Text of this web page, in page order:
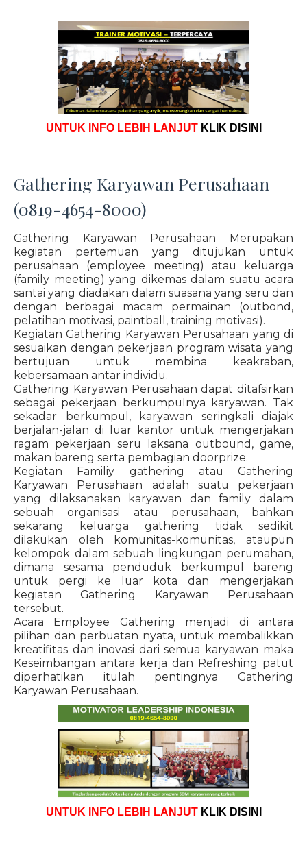
UNTUK INFO LEBIH LANJUT KLIK DISINI
Gathering Karyawan Perusahaan
(0819-4654-8000)
Gathering Karyawan Perusahaan Merupakan
kegiatan pertemuan yang ditujukan untuk
perusahaan (employee meeting) atau keluarga
(family meeting) yang dikemas dalam suatu acara
santai yang diadakan dalam suasana yang seru dan
dengan berbagai macam permainan (outbond,
pelatihan motivasi, paintball, training motivasi).
Kegiatan Gathering Karyawan Perusahaan yang di
sesuaikan dengan pekerjaan program wisata yang
bertujuan untuk membina keakraban,
kebersamaan antar individu.
Gathering Karyawan Perusahaan dapat ditafsirkan
sebagai pekerjaan berkumpulnya karyawan. Tak
sekadar berkumpul, karyawan seringkali diajak
berjalan-jalan di luar kantor untuk mengerjakan
ragam pekerjaan seru laksana outbound, game,
makan bareng serta pembagian doorprize.
Kegiatan Familiy gathering atau Gathering
Karyawan Perusahaan adalah suatu pekerjaan
yang dilaksanakan karyawan dan family dalam
sebuah organisasi atau perusahaan, bahkan
sekarang keluarga gathering tidak sedikit
dilakukan oleh komunitas-komunitas, ataupun
kelompok dalam sebuah lingkungan perumahan,
dimana sesama penduduk berkumpul bareng
untuk pergi ke luar kota dan mengerjakan
kegiatan Gathering Karyawan Perusahaan
tersebut.
Acara Employee Gathering menjadi di antara
pilihan dan perbuatan nyata, untuk membalikkan
kreatifitas dan inovasi dari semua karyawan maka
Keseimbangan antara kerja dan Refreshing patut
diperhatikan itulah pentingnya Gathering
Karyawan Perusahaan.
UNTUK INFO LEBIH LANJUT KLIK DISINI